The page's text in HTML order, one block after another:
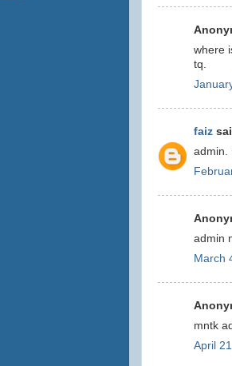
where
tq.
faiz
admin.
admin
March
mntk
April